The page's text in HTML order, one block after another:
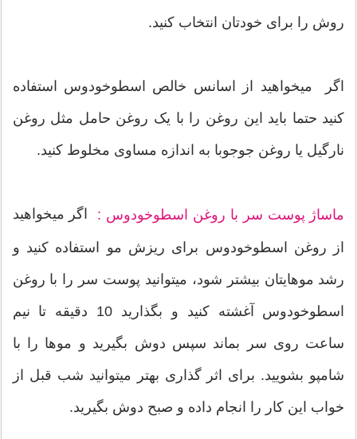
روش را برای خودتان انتخاب کنید.
اگر میخواهید از اسانس خالص اسطوخودوس استفاده
کنید حتما باید این روغن را با یک روغن حامل مثل روغن
نارگیل یا روغن جوجوبا به اندازه مساوی مخلوط کنید.
ماساژ پوست سر با روغن اسطوخودوس : اگر میخواهید
از روغن اسطوخودوس برای ریزش مو استفاده کنید و
رشد موهایتان بیشتر شود، میتوانید پوست سر را با روغن
اسطوخودوس آغشته کنید و بگذارید 10 دقیقه تا نیم
ساعت روی سر بماند سپس دوش بگیرید و موها را با
شامپو بشویید. برای اثر گذاری بهتر میتوانید شب قبل از
خواب این کار را انجام داده و صبح دوش بگیرید.